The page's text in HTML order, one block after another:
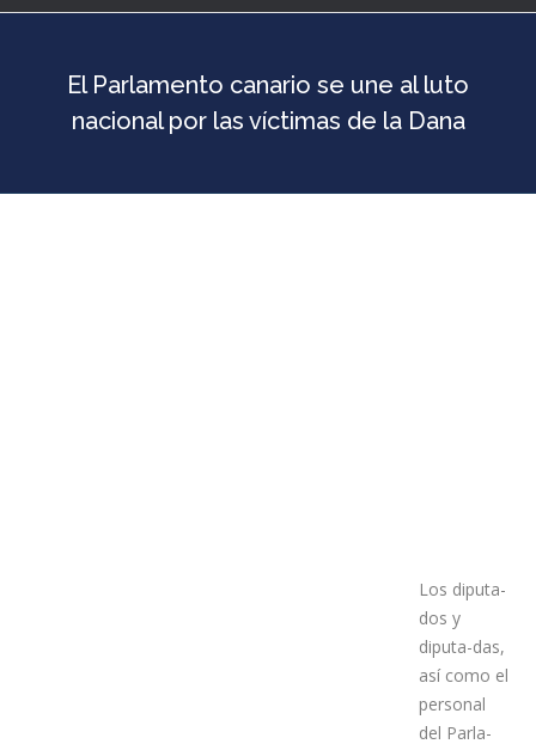
El Parlamento canario se une al luto
Los diputa-
dos y
diputa-das,
así como el